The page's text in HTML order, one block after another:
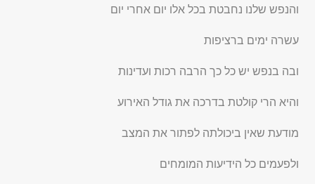
והנפש שלנו נחבטת בכל אלו יום אחרי יום
עשרה ימים ברציפות
ובה בנפש יש כל כך הרבה רכות ועדינות
והיא הרי קולטת בדרכה את גודל האירוע
מודעת שאין ביכולתה לפתור את המצב
ולפעמים כל הידיעות המומחים